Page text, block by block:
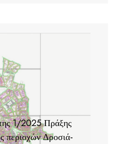
1/2025 Πράξης
περιοχών Δροσιά-